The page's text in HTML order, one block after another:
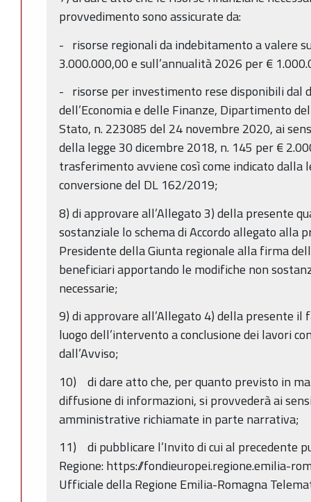
provvedimento sono assicurate da:
- risorse regionali da indebitamento a valere
3.000.000,00 e sull’annualità 2026 per €
- risorse per investimento rese disponibili dal
dell’Economia e delle Finanze, Dipartimento
Stato, n. 223085 del 24 novembre 2020, ai
della legge 30 dicembre 2018, n. 145 per €
trasferimento avviene così come indicato dalla
conversione del DL 162/2019;
8) di approvare all’Allegato 3) della presente
sostanziale lo schema di Accordo allegato alla
Presidente della Giunta regionale alla firma
beneficiari apportando le modifiche non
necessarie;
9) di approvare all’Allegato 4) della presente il
luogo dell’intervento a conclusione dei lavori
dall’Avviso;
10) di dare atto che, per quanto previsto in
diffusione di informazioni, si provvederà ai
amministrative richiamate in parte narrativa;
11) di pubblicare l’Invito di cui al precedente
Regione: https://fondieuropei.regione.emilia-
Ufficiale della Regione Emilia-Romagna